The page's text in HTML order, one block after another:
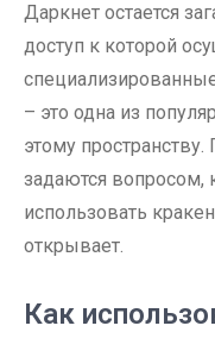
Даркнет остается
доступ к которой
– это одна из
этому
задаются вопросом,
использовать
открывает.
Как